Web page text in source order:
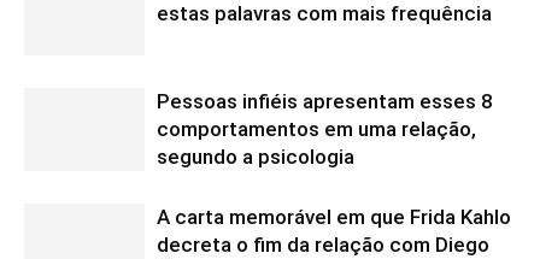
estas palavras com mais frequência
Pessoas infiéis apresentam esses 8
comportamentos em uma relação,
segundo a psicologia
A carta memorável em que Frida Kahlo
decreta o fim da relação com Diego